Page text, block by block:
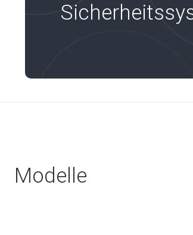
Modelle